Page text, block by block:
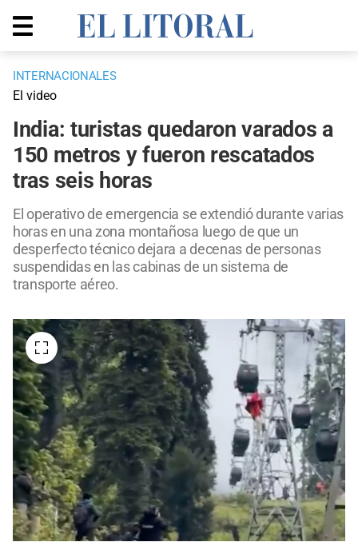
INTERNACIONALES
El video
India: turistas quedaron varados a
150 metros y fueron rescatados
tras seis horas
El operativo de emergencia se extendió durante varias
horas en una zona montañosa luego de que un
desperfecto técnico dejara a decenas de personas
suspendidas en las cabinas de un sistema de
transporte aéreo.